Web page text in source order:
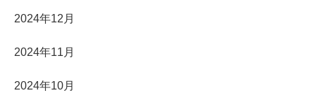
2024年12月
2024年11月
2024年10月